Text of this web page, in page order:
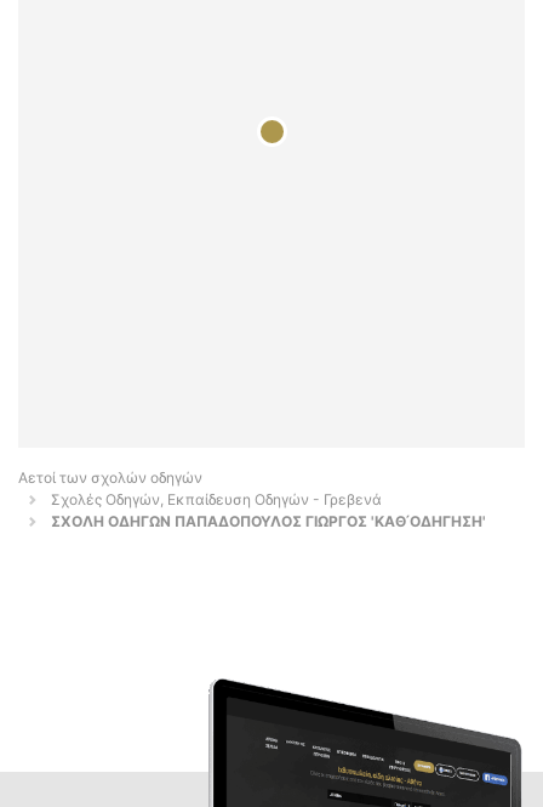
Αετοί των σχολών οδηγών
Σχολές Οδηγών, Εκπαίδευση Οδηγών - Γρεβενά
ΣΧΟΛΗ ΟΔΗΓΩΝ ΠΑΠΑΔΟΠΟΥΛΟΣ ΓΙΩΡΓΟΣ 'ΚΑΘ ́ΟΔΗΓΗΣΗ'